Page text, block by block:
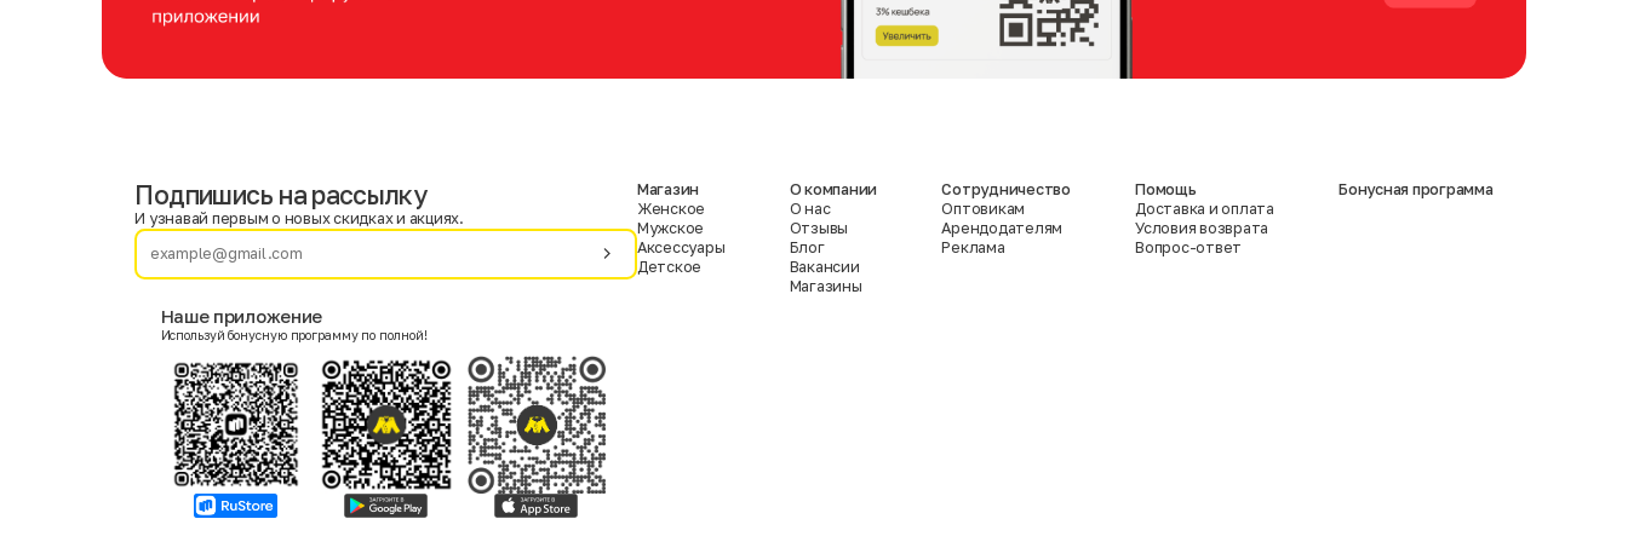
Фамилия
Женский
Согласие на получение чеков по электронной почте
Подпишись на рассылку
И узнавай первым о новых скидках и акциях.
Наше приложение
Используй бонусную программу по полной!
Магазин
Женское
Мужское
Аксессуары
Детское
О компании
О нас
Отзывы
Блог
Вакансии
Магазины
Сотрудничество
Оптовикам
Арендодателям
Реклама
Помощь
Доставка и оплата
Условия возврата
Вопрос-ответ
Бонусная программа